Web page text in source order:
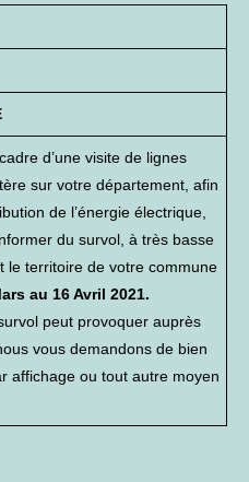
d’une visite de lignes
sur votre département, afin
de l’énergie électrique,
du survol, à très basse
le territoire de votre commune
au 16 Avril 2021.
peut provoquer auprès
vous demandons de bien
affichage ou tout autre moyen